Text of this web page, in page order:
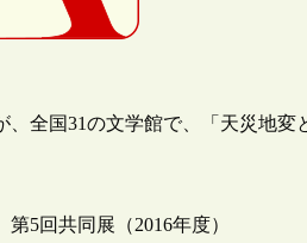
、全国31の文学館で、「天災地
5回共同展（2016年度）